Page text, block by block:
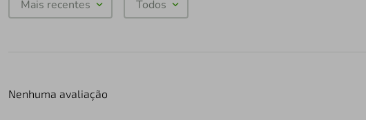
Mais recentes Todos
Nenhuma avaliação